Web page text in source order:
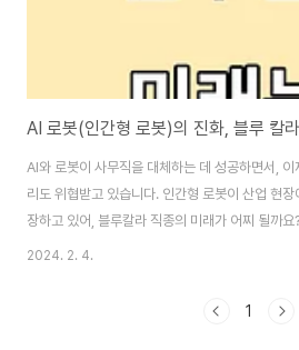
AI 로봇(인간형 로봇)의 진화, 블루 칼
AI와 로봇이 사무직을 대체하는 데 성공하면서,
리도 위협받고 있습니다. 인간형 로봇이 산업 현
장하고 있어, 블루칼라 직종의 미래가 어찌 될까요
알아보겠습니다. 부제: "인간형 로봇, 산업현장을
래4. 결론5. 도움 되는 글 0. 이 글의 요점● AI와
2024. 2. 4.
1